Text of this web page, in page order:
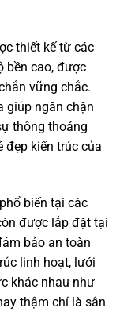
thiết kế từ các
bền cao, được
vững chắc.
giúp ngăn chặn
thông thoáng
đẹp kiến trúc của
biến tại các
được lắp đặt tại
bảo an toàn
linh hoạt, lưới
khác nhau như
thậm chí là sân